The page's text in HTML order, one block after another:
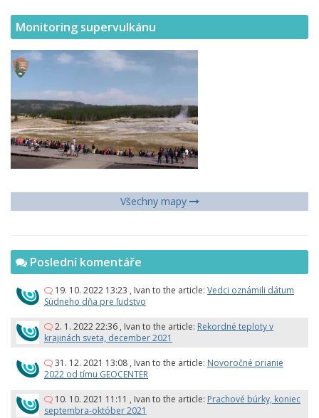
Monitoring supervulkánu
Všechny mapy
Poslední komentáře
19. 10. 2022 13:23 , Ivan to the article: Vedci oznámili dátum
Súdneho dňa pre ľudstvo
2. 1. 2022 22:36 , Ivan to the article: Rekordné teploty v
krajinách sveta, december 2021
31. 12. 2021 13:08 , Ivan to the article: Novoročné prianie
2022 od tímu GEOCENTER
10. 10. 2021 11:11 , Ivan to the article: Prachové búrky, koniec
septembra-október 2021